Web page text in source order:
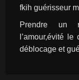
fkih guérisseur
Prendre un
l’amour,évité
déblocage et